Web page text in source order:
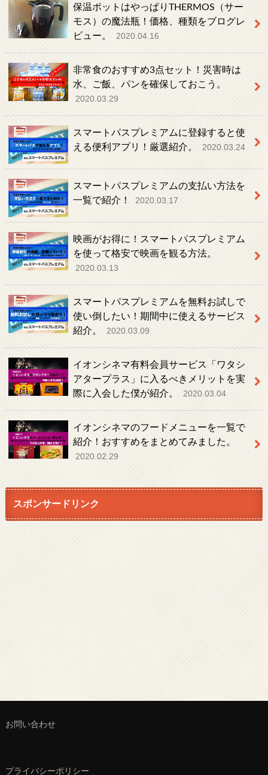
保温ポットはやっぱりTHERMOS（サー
モス）の魔法瓶！価格、種類をブログレ
ビュー。
2020.04.16
非常食のおすすめ3点セット！災害時は
水、ご飯、パンを確保しておこう。
2020.03.29
スマートパスプレミアムに登録すると使
える便利アプリ！厳選紹介。
2020.03.24
スマートパスプレミアムの支払い方法を
一覧で紹介！
2020.03.17
映画がお得に！スマートパスプレミアム
を使って格安で映画を観る方法。
2020.03.13
スマートパスプレミアムを無料お試しで
使い倒したい！期間中に使えるサービス
紹介。
2020.03.09
イオンシネマ有料会員サービス「ワタシ
アタープラス」に入るべきメリットを実
際に入会した僕が紹介。
2020.03.04
イオンシネマのフードメニューを一覧で
紹介！おすすめをまとめてみました。
2020.02.29
スポンサードリンク
お問い合わせ
プライバシーポリシー